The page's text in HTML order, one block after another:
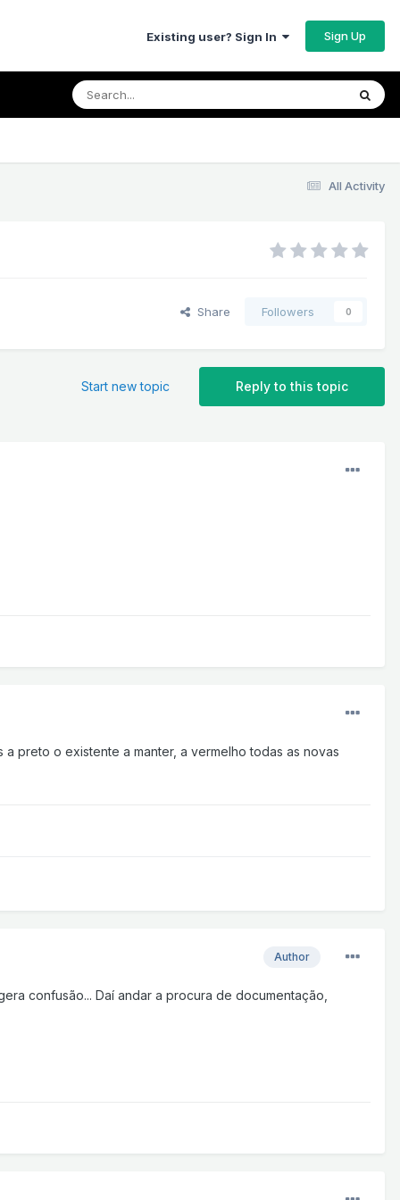
Existing user? Sign In Sign Up
All Activity
Share Followers 0
Reply to this topic
Start new topic
preto o existente a manter, a vermelho todas as novas
Author
confusão... Daí andar a procura de documentação,